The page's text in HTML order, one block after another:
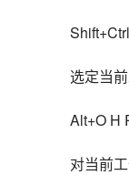
选定当
Alt+O H
对当前